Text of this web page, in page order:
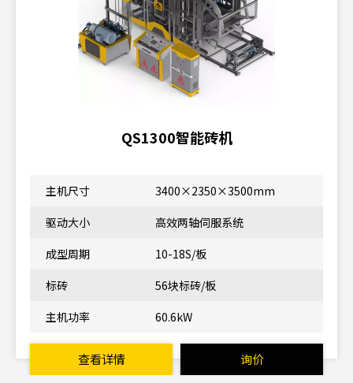
QS1300智能砖机
主机尺寸
3400×2350×3500mm
驱动大小
高效两轴伺服系统
成型周期
10-18S/板
标砖
56块标砖/板
主机功率
60.6kW
查看详情 询价